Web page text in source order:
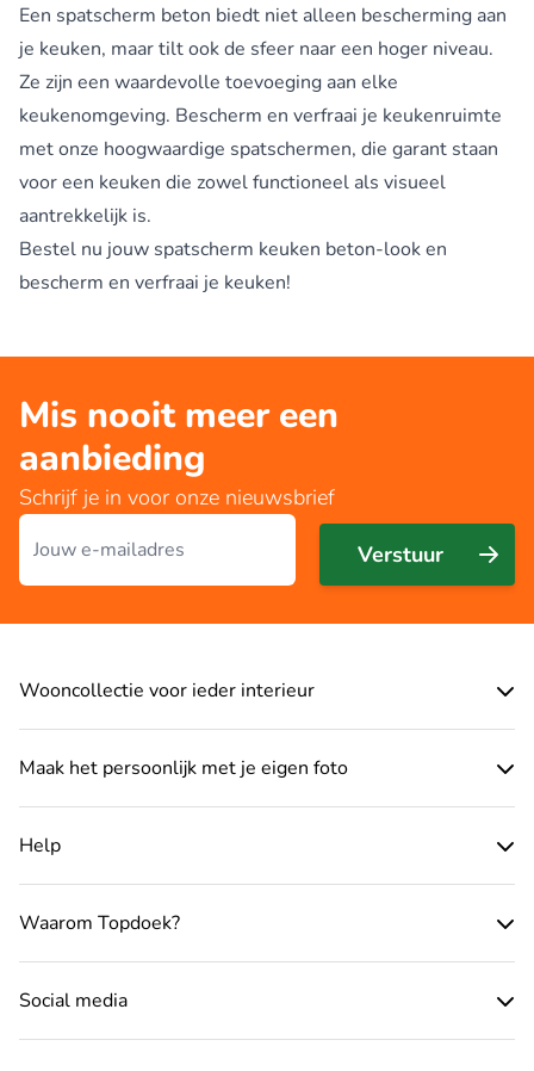
Een spatscherm beton biedt niet alleen bescherming aan
je keuken, maar tilt ook de sfeer naar een hoger niveau.
Ze zijn een waardevolle toevoeging aan elke
keukenomgeving. Bescherm en verfraai je keukenruimte
met onze hoogwaardige spatschermen, die garant staan
voor een keuken die zowel functioneel als visueel
aantrekkelijk is.
Bestel nu jouw spatscherm keuken beton-look en
bescherm en verfraai je keuken!
Mis nooit meer een
aanbieding
Schrijf je in voor onze nieuwsbrief
E-mailadres
Verstuur
Wooncollectie voor ieder interieur
Maak het persoonlijk met je eigen foto
Help
Waarom Topdoek?
Social media